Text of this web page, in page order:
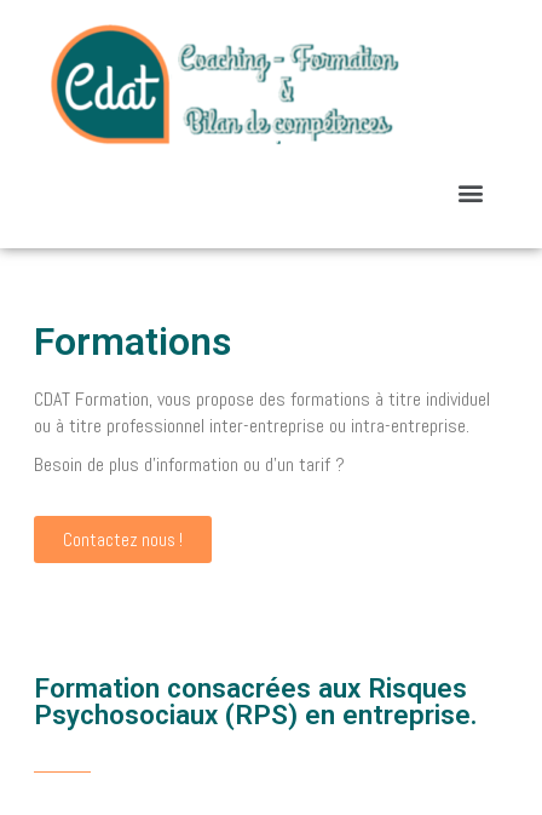
Formations
CDAT Formation, vous propose des formations à titre individuel
ou à titre professionnel inter-entreprise ou intra-entreprise.
Besoin de plus d’information ou d’un tarif ?
Contactez nous !
Formation consacrées aux Risques
Psychosociaux (RPS) en entreprise.